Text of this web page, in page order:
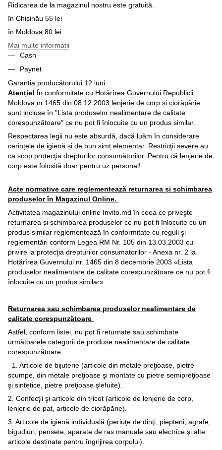
Ridicarea de la magazinul nostru este gratuită.
în Chișinău 55 lei
în Moldova 80 lei
Mai multe informatii
Cash
Paynet
Garanția producătorului 12 luni
Atenție! În conformitate cu Hotărîrea Guvernului Republicii
Moldova nr.1465 din 08.12.2003 lenjerie de corp și ciorăpărie
sunt incluse în "Lista produselor nealimentare de calitate
corespunzătoare" ce nu pot fi înlocuite cu un produs similar.
Respectarea legii nu este absurdă, dacă luăm în considerare
cerințele de igienă și de bun simț elementar. Restricţii severe au
ca scop protecţia drepturilor consumătorilor. Pentru că lenjerie de
corp este folosită doar pentru uz personal!
Acte normative care reglementează returnarea și schimbarea
produselor în Magazinul Online.
Activitatea magazinului online Invito.md în ceea ce priveşte
returnarea și schimbarea produselor ce nu pot fi înlocuite cu un
produs similar reglementează în conformitate cu reguli şi
reglementări conform Legea RM Nr. 105 din 13.03.2003 cu
privire la protecţia drepturilor consumatorilor - Anexa nr. 2 la
Hotărîrea Guvernului nr. 1465 din 8 decembrie 2003 «Lista
produselor nealimentare de calitate corespunzătoare ce nu pot fi
înlocuite cu un produs similar».
Returnarea sau schimbarea produselor nealimentare de
calitate corespunzătoare
Astfel, conform listei, nu pot fi returnate sau schimbate
următoarele categorii de produse nealimentare de calitate
corespunzătoare:
1. Articole de bijuterie (articole din metale preţioase, pietre
scumpe, din metale preţioase şi montate cu pietre semipreţioase
şi sintetice, pietre preţioase şlefuite).
2. Confecţii şi articole din tricot (articole de lenjerie de corp,
lenjerie de pat, articole de ciorăpărie).
3. Articole de igienă individuală (periuţe de dinţi, piepteni, agrafe,
bigudiuri, pensete, aparate de ras manuale sau electrice şi alte
articole destinate pentru îngrijirea corpului).